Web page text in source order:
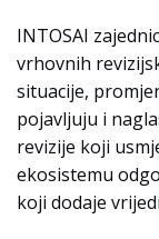
INTOSAI
vrhovnih
situacije,
pojavljuju i
revizije koji
ekosistemu
koji dodaje